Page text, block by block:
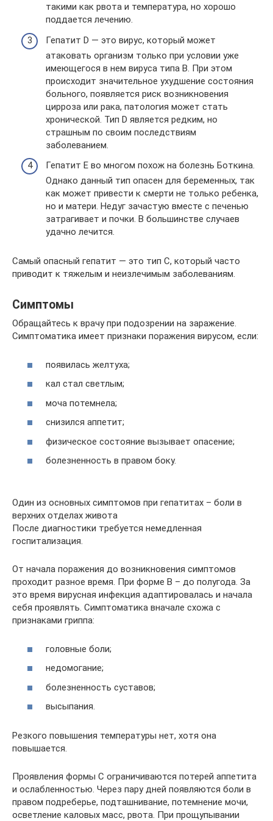
такими как рвота и температура, но хорошо
поддается лечению.
Гепатит D — это вирус, который может
атаковать организм только при условии уже
имеющегося в нем вируса типа В. При этом
происходит значительное ухудшение состояния
больного, появляется риск возникновения
цирроза или рака, патология может стать
хронической. Тип D является редким, но
страшным по своим последствиям
заболеванием.
Гепатит Е во многом похож на болезнь Боткина.
Однако данный тип опасен для беременных, так
как может привести к смерти не только ребенка,
но и матери. Недуг зачастую вместе с печенью
затрагивает и почки. В большинстве случаев
удачно лечится.
Самый опасный гепатит — это тип С, который часто
приводит к тяжелым и неизлечимым заболеваниям.
Симптомы
Обращайтесь к врачу при подозрении на заражение.
Симптоматика имеет признаки поражения вирусом, если:
появилась желтуха;
кал стал светлым;
моча потемнела;
снизился аппетит;
физическое состояние вызывает опасение;
болезненность в правом боку.
Один из основных симптомов при гепатитах – боли в
верхних отделах живота
После диагностики требуется немедленная
госпитализация.
От начала поражения до возникновения симптомов
проходит разное время. При форме В – до полугода. За
это время вирусная инфекция адаптировалась и начала
себя проявлять. Симптоматика вначале схожа с
признаками гриппа:
головные боли;
недомогание;
болезненность суставов;
высыпания.
Резкого повышения температуры нет, хотя она
повышается.
Проявления формы С ограничиваются потерей аппетита
и ослабленностью. Через пару дней появляются боли в
правом подреберье, подташнивание, потемнение мочи,
осветление каловых масс, рвота. При прощупывании